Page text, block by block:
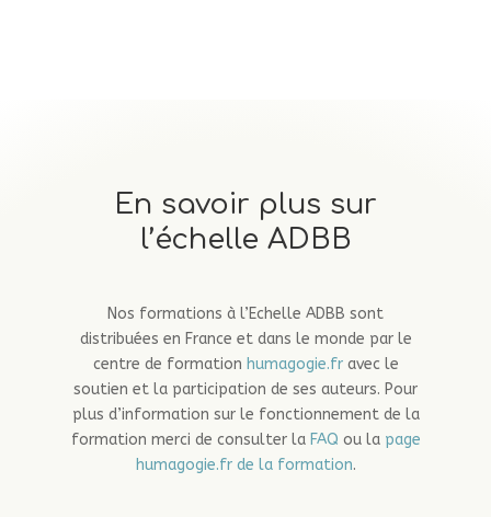
En savoir plus sur
l’échelle ADBB
Nos formations à l’Echelle ADBB sont
distribuées en France et dans le monde par le
centre de formation humagogie.fravec le
soutien et la participation de ses auteurs. Pour
plus d’information sur le fonctionnement de la
formation merci de consulter la FAQ ou la page
humagogie.fr de la formation.